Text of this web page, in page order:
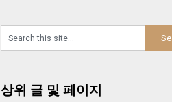
상위 글 및 페이지